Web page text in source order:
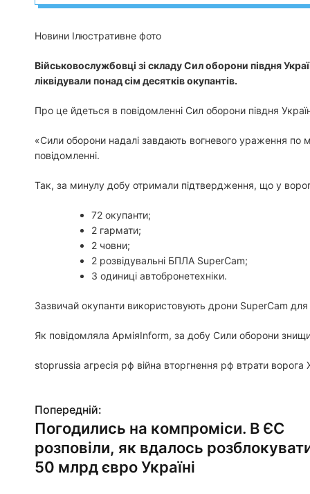
Новини Ілюстративне фото
Військовослужбовці зі складу Сил оборони півдня
ліквідували понад сім десятків окупантів.
Про це йдеться в повідомленні Сил оборони півдня
«Сили оборони надалі завдають вогневого ураження по
повідомленні.
Так, за минулу добу отримали підтвердження, що у
72 окупанти;
2 гармати;
2 човни;
2 розвідувальні БПЛА SuperСam;
3 одиниці автобронетехніки.
Зазвичай окупанти використовують дрони SuperСam для
Як повідомляла АрміяInform, за добу Сили оборони
stoprussia агресія рф війна вторгнення рф втрати ворога
Н
а
в
Попередній:
Погодились на компроміси. В ЄС
розповіли, як вдалось
50 млрд євро Україні